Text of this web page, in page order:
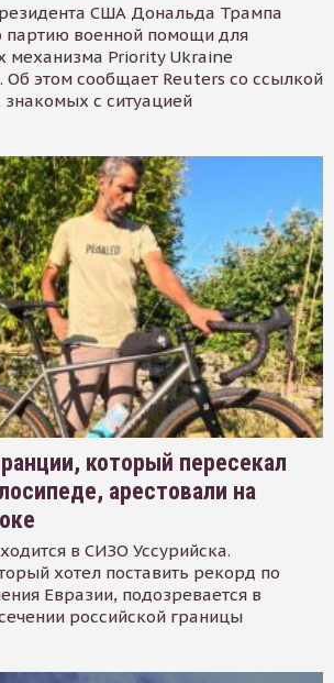
США Дональда Трампа
военной помощи для
механизма Priority Ukraine
Об этом сообщает Reuters со ссылкой
знакомых с ситуацией
который пересекал
арестовали на
в СИЗО Уссурийска.
хотел поставить рекорд по
Евразии, подозревается в
российской границы